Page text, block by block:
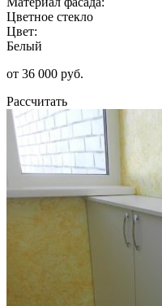
Цветное стекло
Цвет:
Белый
от 36 000 руб.
Рассчитать